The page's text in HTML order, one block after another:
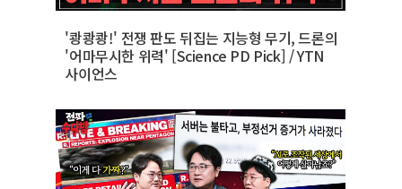
'쾅쾅쾅!' 전쟁 판도 뒤집는 지능형 무기, 드론의
'어마무시한 위력' [Science PD Pick] / YTN
사이언스